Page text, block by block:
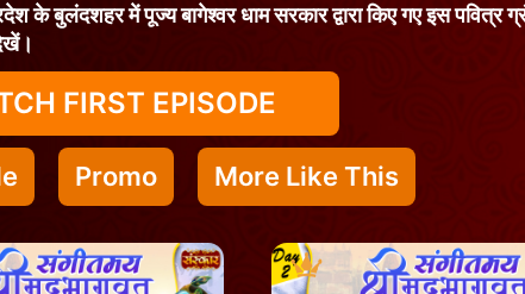
के बुलंदशहर में पूज्य बागेश्वर धाम सरकार द्वारा किए गए इस पवित्र
FIRST EPISODE
Promo More Like This